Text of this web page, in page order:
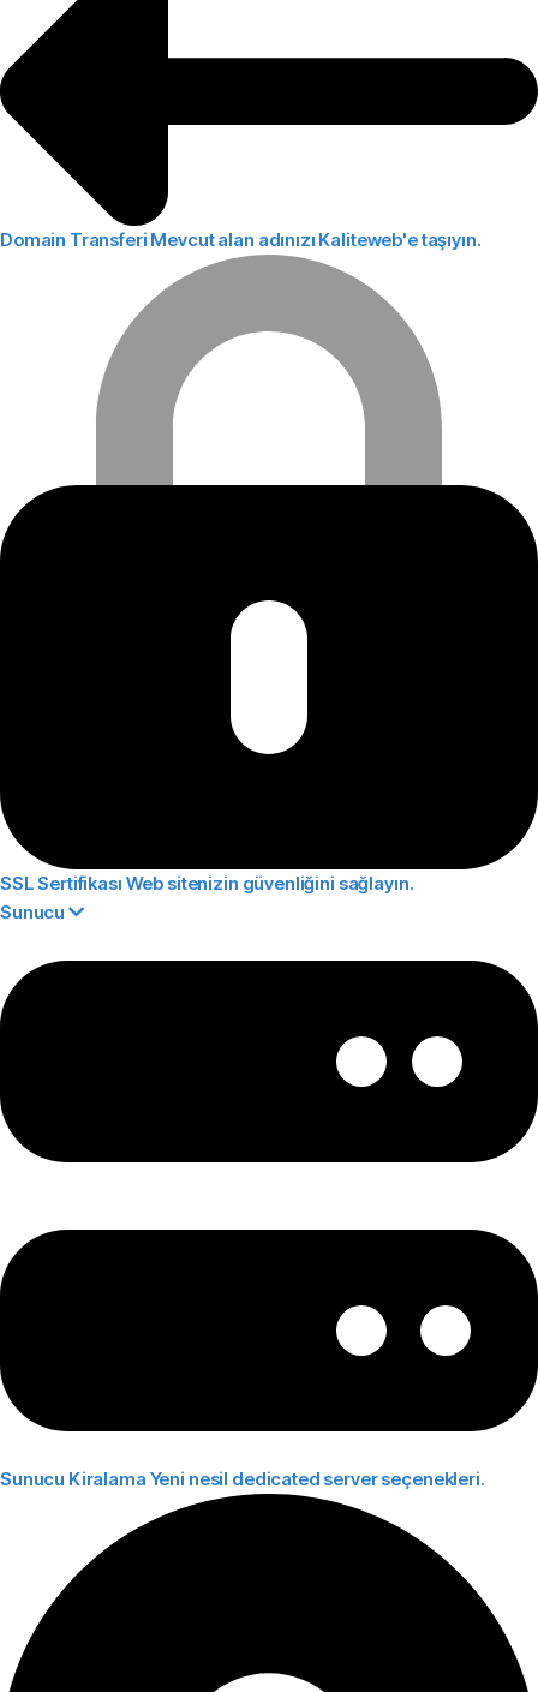
Domain Transferi Mevcut alan adınızı Kaliteweb'e taşıyın.
SSL Sertifikası Web sitenizin güvenliğini sağlayın.
Sunucu
Sunucu Kiralama Yeni nesil dedicated server seçenekleri.